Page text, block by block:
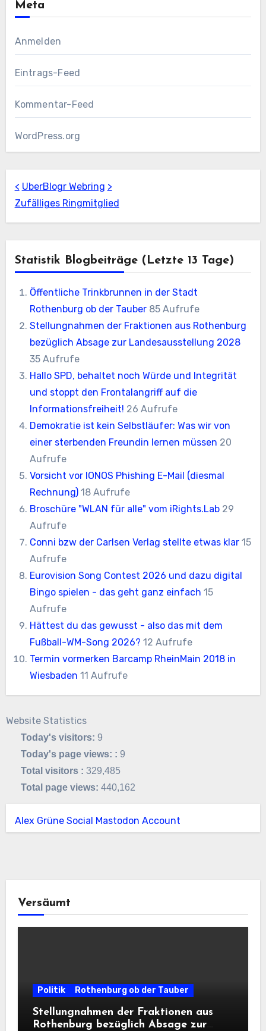
Meta
Anmelden
Eintrags-Feed
Kommentar-Feed
WordPress.org
< UberBlogr Webring >
Zufälliges Ringmitglied
Statistik Blogbeiträge (letzte 13 Tage)
Öffentliche Trinkbrunnen in der Stadt
Rothenburg ob der Tauber 85 Aufrufe
Stellungnahmen der Fraktionen aus Rothenburg
bezüglich Absage zur Landesausstellung 2028
35 Aufrufe
Hallo SPD, behaltet noch Würde und Integrität
und stoppt den Frontalangriff auf die
Informationsfreiheit! 26 Aufrufe
Demokratie ist kein Selbstläufer: Was wir von
einer sterbenden Freundin lernen müssen 20
Aufrufe
Vorsicht vor IONOS Phishing E-Mail (diesmal
Rechnung) 18 Aufrufe
Broschüre "WLAN für alle" vom iRights.Lab 29
Aufrufe
Conni bzw der Carlsen Verlag stellte etwas klar 15
Aufrufe
Eurovision Song Contest 2026 und dazu digital
Bingo spielen - das geht ganz einfach 15
Aufrufe
Hättest du das gewusst - also das mit dem
Fußball-WM-Song 2026? 12 Aufrufe
Termin vormerken Barcamp RheinMain 2018 in
Wiesbaden 11 Aufrufe
Website Statistics
Today's visitors: 9
Today's page views: : 9
Total visitors :329,485
Total page views:440,162
Alex Grüne Social Mastodon Account
Versäumt
Politik Rothenburg ob der Tauber
Stellungnahmen der Fraktionen aus
Rothenburg bezüglich Absage zur